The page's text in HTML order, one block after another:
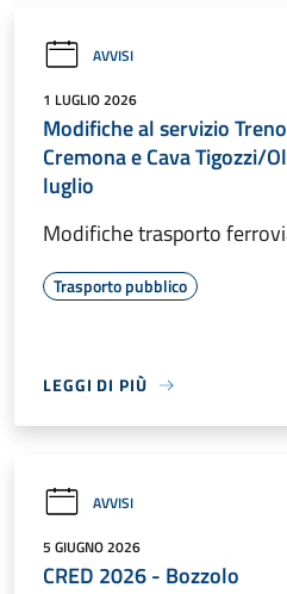
AVVISI
1 LUGLIO 2026
Modifiche al servizio
Cremona e Cava Tigozzi/
luglio
Modifiche trasporto
Trasporto pubblico
LEGGI DI PIÙ
AVVISI
5 GIUGNO 2026
CRED 2026 - Bozzolo